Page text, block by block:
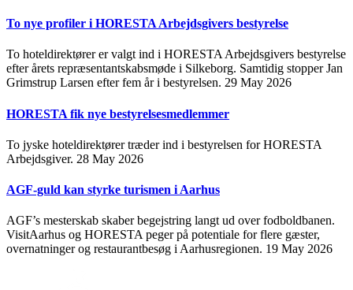
To nye profiler i HORESTA Arbejdsgivers bestyrelse
To hoteldirektører er valgt ind i HORESTA Arbejdsgivers bestyrelse
efter årets repræsentantskabsmøde i Silkeborg. Samtidig stopper Jan
Grimstrup Larsen efter fem år i bestyrelsen. 29 May 2026
HORESTA fik nye bestyrelsesmedlemmer
To jyske hoteldirektører træder ind i bestyrelsen for HORESTA
Arbejdsgiver. 28 May 2026
AGF-guld kan styrke turismen i Aarhus
AGF’s mesterskab skaber begejstring langt ud over fodboldbanen.
VisitAarhus og HORESTA peger på potentiale for flere gæster,
overnatninger og restaurantbesøg i Aarhusregionen. 19 May 2026